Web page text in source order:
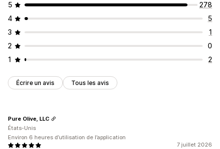
Impression d’étiquettes
Impression automatique
Modèles personnalisés
Emplacements du bac Bordereaux d’expédition
5
278
4
5
3
1
2
0
1
2
Écrire un avis Tous les avis
7 juillet 2026
Pure Olive, LLC
États-Unis
Environ 6 heures d’utilisation de l’application